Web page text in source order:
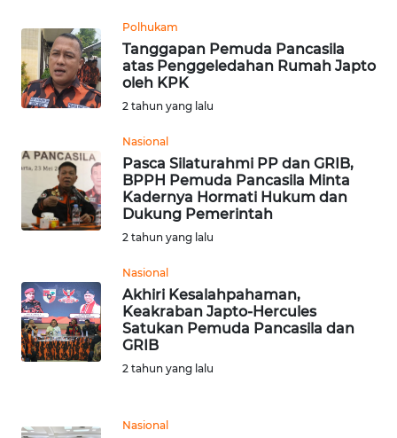
Polhukam
Tanggapan Pemuda Pancasila
atas Penggeledahan Rumah Japto
oleh KPK
2 tahun yang lalu
Nasional
Pasca Silaturahmi PP dan GRIB,
BPPH Pemuda Pancasila Minta
Kadernya Hormati Hukum dan
Dukung Pemerintah
2 tahun yang lalu
Nasional
Akhiri Kesalahpahaman,
Keakraban Japto-Hercules
Satukan Pemuda Pancasila dan
GRIB
2 tahun yang lalu
Nasional
WN
SULBAR
WN
WN
SUMBAR
WN
WN
BENGKULU
WN
WN